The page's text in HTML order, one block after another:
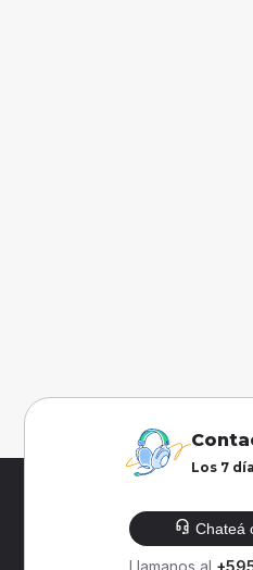
Los 7
Chateá
Llamanos al